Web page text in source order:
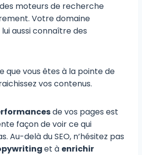
moteurs de recherche
Votre domaine
aussi connaître des
que vous êtes à la pointe de
vos contenus.
de vos pages est
façon de voir ce qui
Au-delà du SEO, n’hésitez pas
et à enrichir